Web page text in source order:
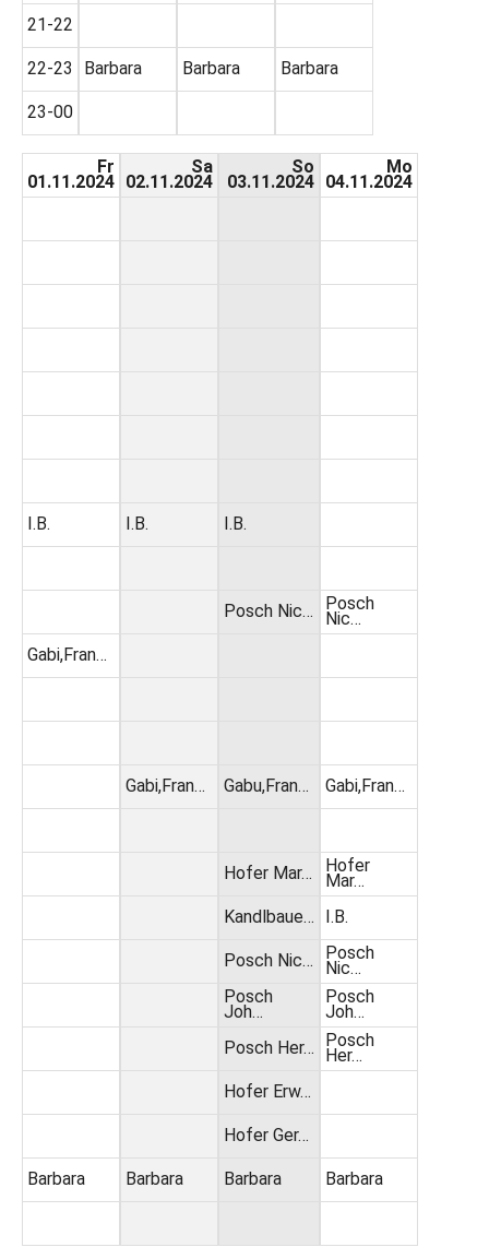
21-22
22-23
23-00
Barbara Barbara Barbara
Fr
01.11.2024
I.B.
Gabi,Fran…
Barbara
Sa
02.11.2024
I.B.
Gabi,Fran…
Barbara
So
03.11.2024
I.B.
Posch Nic…
Gabu,Fran…
Hofer Mar…
Kandlbaue…
Posch Nic…
Posch
Joh…
Posch Her…
Hofer Erw…
Hofer Ger…
Barbara
Mo
04.11.2024
Posch
Nic…
Gabi,Fran…
Hofer
Mar…
I.B.
Posch
Nic…
Posch
Joh…
Posch
Her…
Barbara